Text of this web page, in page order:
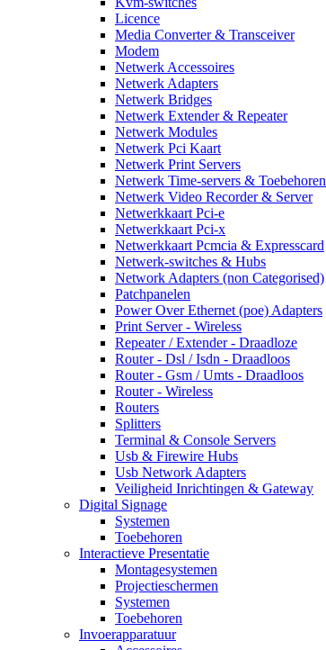
Licence
Media Converter & Transceiver
Modem
Netwerk Accessoires
Netwerk Adapters
Netwerk Bridges
Netwerk Extender & Repeater
Netwerk Modules
Netwerk Pci Kaart
Netwerk Print Servers
Netwerk Time-servers & Toebehoren
Netwerk Video Recorder & Server
Netwerkkaart Pci-e
Netwerkkaart Pci-x
Netwerkkaart Pcmcia & Expresscard
Netwerk-switches & Hubs
Network Adapters (non Categorised)
Patchpanelen
Power Over Ethernet (poe) Adapters
Print Server - Wireless
Repeater / Extender - Draadloze
Router - Dsl / Isdn - Draadloos
Router - Gsm / Umts - Draadloos
Router - Wireless
Routers
Splitters
Terminal & Console Servers
Usb & Firewire Hubs
Usb Network Adapters
Veiligheid Inrichtingen & Gateway
Digital Signage
Systemen
Toebehoren
Interactieve Presentatie
Montagesystemen
Projectieschermen
Systemen
Toebehoren
Invoerapparatuur